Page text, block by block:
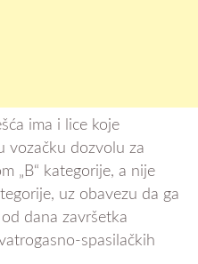
ima i lice koje
vozačku dozvolu za
„B“ kategorije, a nije
uz obavezu da ga
dana završetka
spasilačkih